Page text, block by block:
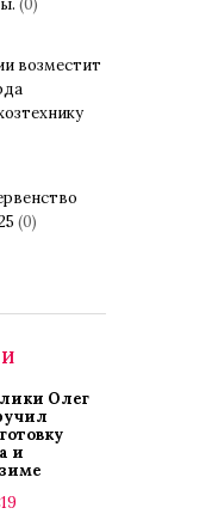
(0)
возместит
(0)
Олег
и